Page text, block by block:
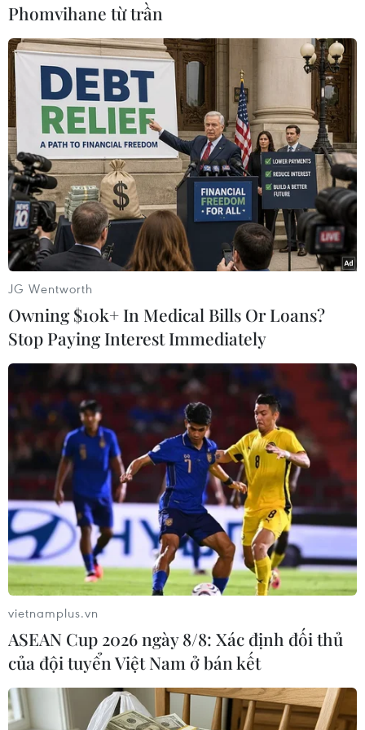
#Điều tra nguyên nhân
TP. Hà Nội
Theo dõi VietnamPlus
TIN LIÊN QUAN
Phomvihane từ trần
JG Wentworth
Owning $10k+ In Medical Bills Or Loans?
Stop Paying Interest Immediately
vietnamplus.vn
ASEAN Cup 2026 ngày 8/8: Xác định đối thủ
của đội tuyển Việt Nam ở bán kết